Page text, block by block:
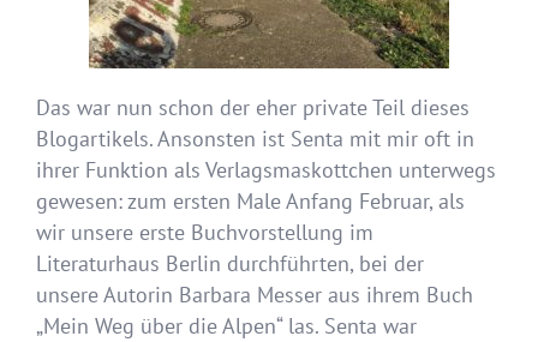
Das war nun schon der eher private Teil dieses
Blogartikels. Ansonsten ist Senta mit mir oft in
ihrer Funktion als Verlagsmaskottchen unterwegs
gewesen: zum ersten Male Anfang Februar, als
wir unsere erste Buchvorstellung im
Literaturhaus Berlin durchführten, bei der
unsere Autorin Barbara Messer aus ihrem Buch
„Mein Weg über die Alpen“ las. Senta war